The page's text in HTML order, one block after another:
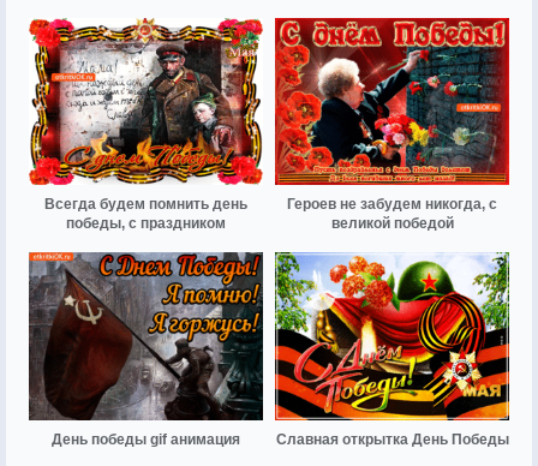
Всегда будем помнить день
победы, с праздником
Героев не забудем никогда, с
великой победой
День победы gif анимация Славная открытка День Победы